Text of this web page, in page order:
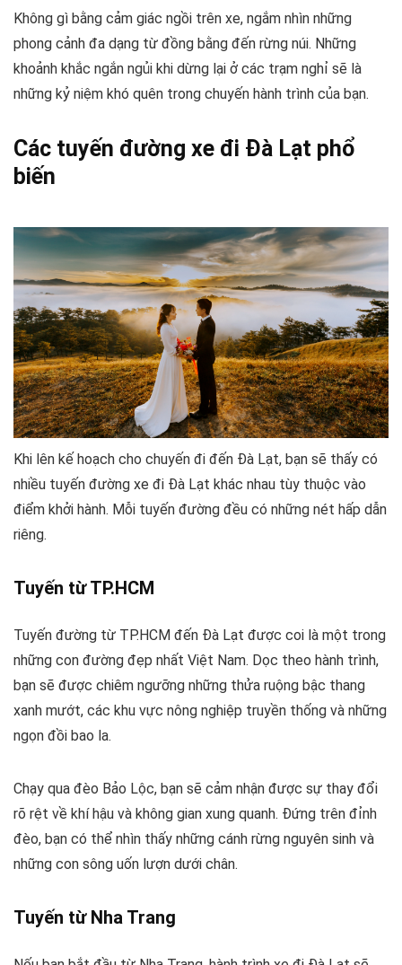
Không gì bằng cảm giác ngồi trên xe, ngắm nhìn những
phong cảnh đa dạng từ đồng bằng đến rừng núi. Những
khoảnh khắc ngắn ngủi khi dừng lại ở các trạm nghỉ sẽ là
những kỷ niệm khó quên trong chuyến hành trình của bạn.
Các tuyến đường xe đi Đà Lạt phổ
biến
Khi lên kế hoạch cho chuyến đi đến Đà Lạt, bạn sẽ thấy có
nhiều tuyến đường xe đi Đà Lạt khác nhau tùy thuộc vào
điểm khởi hành. Mỗi tuyến đường đều có những nét hấp dẫn
riêng.
Tuyến từ TP.HCM
Tuyến đường từ TP.HCM đến Đà Lạt được coi là một trong
những con đường đẹp nhất Việt Nam. Dọc theo hành trình,
bạn sẽ được chiêm ngưỡng những thửa ruộng bậc thang
xanh mướt, các khu vực nông nghiệp truyền thống và những
ngọn đồi bao la.
Chạy qua đèo Bảo Lộc, bạn sẽ cảm nhận được sự thay đổi
rõ rệt về khí hậu và không gian xung quanh. Đứng trên đỉnh
đèo, bạn có thể nhìn thấy những cánh rừng nguyên sinh và
những con sông uốn lượn dưới chân.
Tuyến từ Nha Trang